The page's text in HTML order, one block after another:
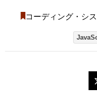
コーディング・シ